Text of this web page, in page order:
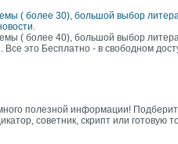
( более 30), большой выбор
( более 40), большой выбор
Все это Бесплатно - в свободном
полезной информации!
советник, скрипт или готовую